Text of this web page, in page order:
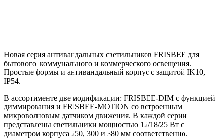
Новая серия антивандальных светильников FRISBEE для
бытового, коммунального и коммерческого освещения.
Простые формы и антивандальный корпус с защитой IK10,
IP54.
В ассортименте две модификации: FRISBEE-DIM с функцией
диммирования и FRISBEE-MOTION со встроенным
микроволновым датчиком движения. В каждой серии
представлены светильники мощностью 12/18/25 Вт с
диаметром корпуса 250, 300 и 380 мм соответственно.